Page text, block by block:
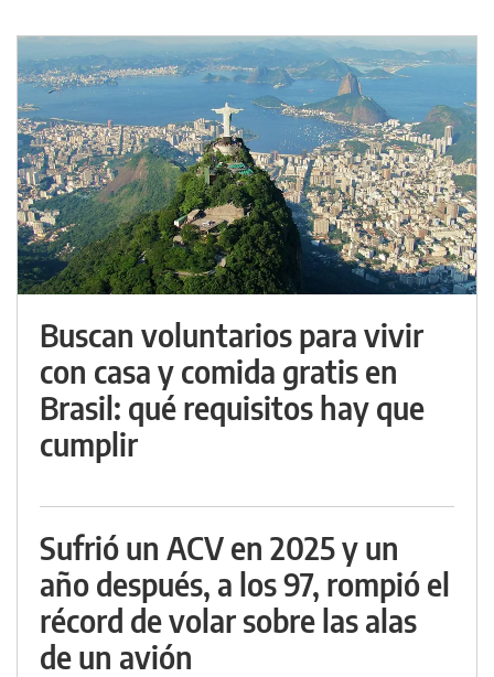
Buscan voluntarios para vivir
con casa y comida gratis en
Brasil: qué requisitos hay que
cumplir
Sufrió un ACV en 2025 y un
año después, a los 97, rompió el
récord de volar sobre las alas
de un avión